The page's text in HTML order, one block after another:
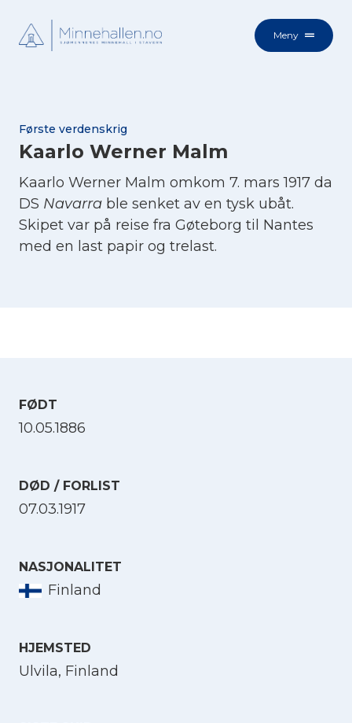
Meny
Første verdenskrig
Kaarlo Werner Malm
Kaarlo Werner Malm omkom 7. mars 1917 da
DS Navarra ble senket av en tysk ubåt.
Skipet var på reise fra Gøteborg til Nantes
med en last papir og trelast.
FØDT
10.05.1886
DØD / FORLIST
07.03.1917
NASJONALITET
Finland
HJEMSTED
Ulvila, Finland